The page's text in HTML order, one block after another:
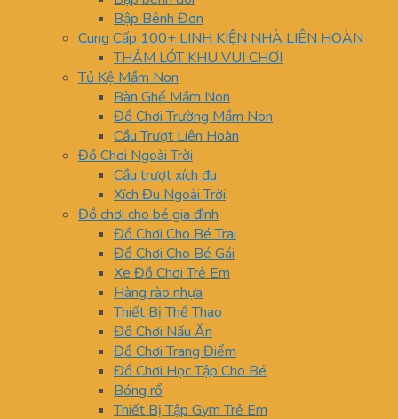
Bập Bênh Đơn
Cung Cấp 100+ LINH KIỆN NHÀ LIÊN HOÀN
THẢM LÓT KHU VUI CHƠI
Tủ Kệ Mầm Non
Bàn Ghế Mầm Non
Đồ Chơi Trường Mầm Non
Cầu Trượt Liên Hoàn
Đồ Chơi Ngoài Trời
Cầu trượt xích đu
Xích Đu Ngoài Trời
Đồ chơi cho bé gia đình
Đồ Chơi Cho Bé Trai
Đồ Chơi Cho Bé Gái
Xe Đồ Chơi Trẻ Em
Hàng rào nhựa
Thiết Bị Thể Thao
Đồ Chơi Nấu Ăn
Đồ Chơi Trang Điểm
Đồ Chơi Học Tập Cho Bé
Bóng rổ
Thiết Bị Tập Gym Trẻ Em